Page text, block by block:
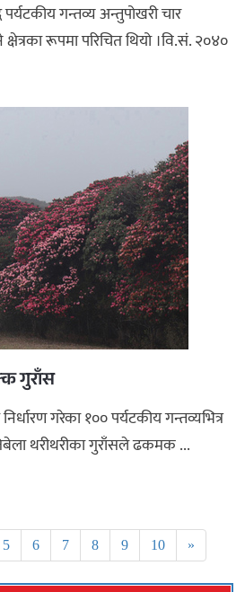
गन्तव्य अन्तुपोखरी चार
रूपमा परिचित थियो ।वि.सं. २०४०
गुराँस
गरेका १०० पर्यटकीय गन्तव्यभित्र
थरीथरीका गुराँसले ढकमक ...
5 6 7 8 9 10 »